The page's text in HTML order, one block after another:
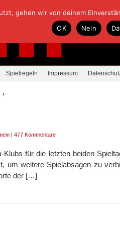
Spielregeln Impressum
| 477 Kommentare
für die letzten beiden
um weitere Spielabsagen zu
der […]
gehen wir von deinem
OK
Nein